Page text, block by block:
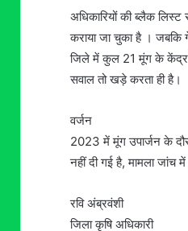
अधिकारियों की ब्लैक लिस्ट
कराया जा चुका है । जबकि
जिले में कुल 21 मूंग के केंद्र
सवाल तो खड़े करता ही है।
वर्जन
2023 में मूंग उपार्जन के
नहीं दी गई है, मामला जांच
रवि अंब्रवंशी
जिला कृषि अधिकारी